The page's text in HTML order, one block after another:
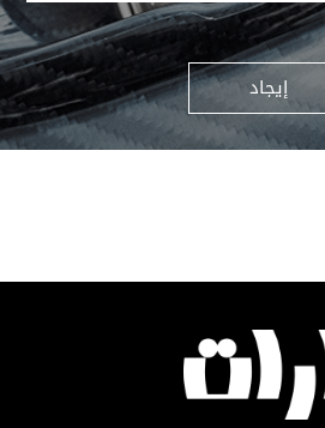
إيجاد